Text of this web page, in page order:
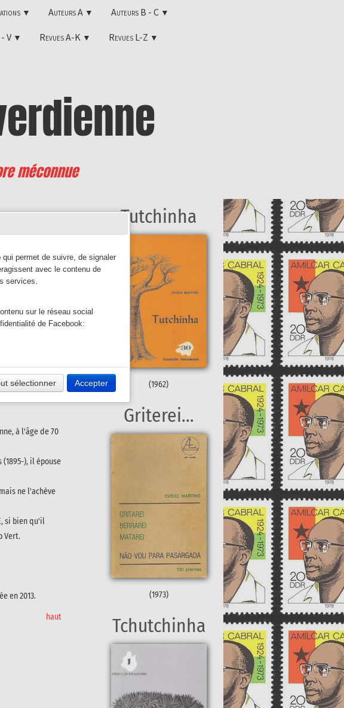
▼ Auteurs A ▼ Auteurs B - C ▼
V ▼ Revues A-K ▼ Revues L-Z ▼
méconnue
à l'âge de 70
), il épouse
ne l'achève
si bien qu'il
Vert.
en 2013.
haut
Tutchinha
(1962)
Griterei...
(1973)
Tchutchinha
permet de suivre, de signaler
avec le contenu de
services.
sur le réseau social
de Facebook:
utilisés sur notre site Web.
confidentialité de Twitter:
sélectionner Accepter